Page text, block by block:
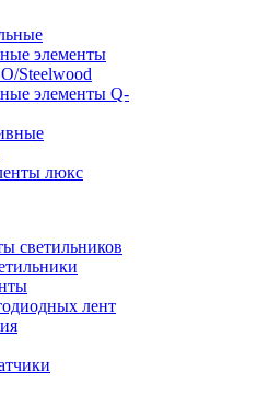
элементы
Steelwood
элементы Q-
светильников
лент